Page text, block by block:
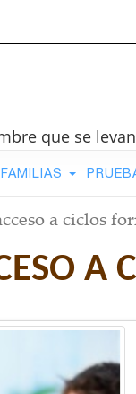
que se
FAMILIAS
a ciclos
A